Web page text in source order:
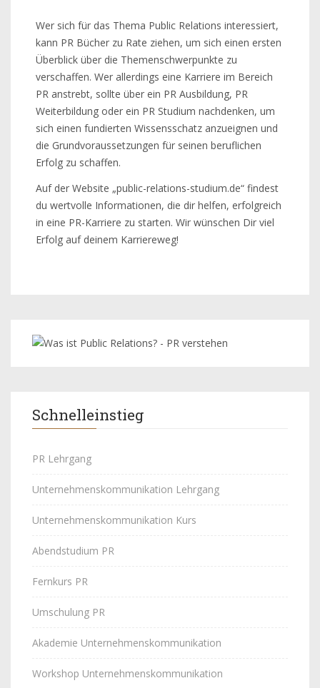
Wer sich für das Thema Public Relations interessiert,
kann PR Bücher zu Rate ziehen, um sich einen ersten
Überblick über die Themenschwerpunkte zu
verschaffen. Wer allerdings eine Karriere im Bereich
PR anstrebt, sollte über ein PR Ausbildung, PR
Weiterbildung oder ein PR Studium nachdenken, um
sich einen fundierten Wissensschatz anzueignen und
die Grundvoraussetzungen für seinen beruflichen
Erfolg zu schaffen.
Auf der Website „public-relations-studium.de“ findest
du wertvolle Informationen, die dir helfen, erfolgreich
in eine PR-Karriere zu starten. Wir wünschen Dir viel
Erfolg auf deinem Karriereweg!
Schnelleinstieg
PR Lehrgang
Unternehmenskommunikation Lehrgang
Unternehmenskommunikation Kurs
Abendstudium PR
Fernkurs PR
Umschulung PR
Akademie Unternehmenskommunikation
Workshop Unternehmenskommunikation